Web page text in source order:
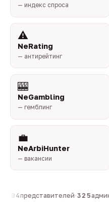
— индекс спроса
⚠️
NeRating
— антирейтинг
🎰
NeGambling
— гемблинг
💼
NeArbiHunter
— вакансии
804представителей·325